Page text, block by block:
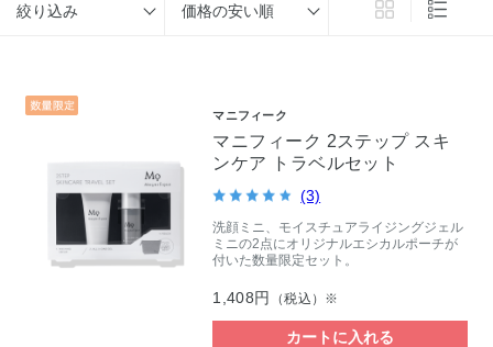
絞り込み 価格の安い順
マニフィーク
マニフィーク 2ステップ スキ
ンケア トラベルセット
(3)
洗顔ミニ、モイスチュアライジングジェル
ミニの2点にオリジナルエシカルポーチが
付いた数量限定セット。
1,408円 （税込）※
カートに入れる